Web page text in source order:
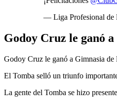
— Liga Profesional de
Godoy Cruz le ganó
Godoy Cruz le ganó a Gimnasia
El Tomba selló un triunfo
La gente del Tomba se hizo